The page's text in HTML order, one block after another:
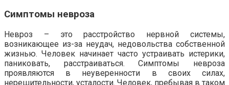
Симптомы невроза
Невроз – это расстройство нервной системы,
возникающее из-за неудач, недовольства собственной
жизнью. Человек начинает часто устраивать истерики,
паниковать, расстраиваться. Симптомы невроза
проявляются в неуверенности в своих силах,
нерешительности, усталости. Человек, пребывая в таком